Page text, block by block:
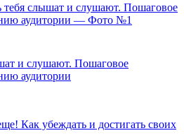
и слушают. Пошаговое
аудитории